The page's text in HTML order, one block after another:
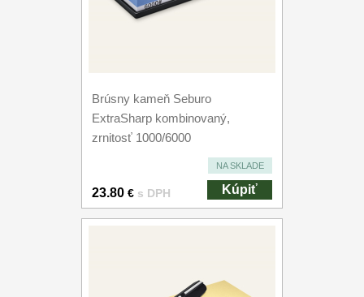
Brúsny kameň Seburo
ExtraSharp kombinovaný,
zrnitosť 1000/6000
NA SKLADE
23.80 € s DPH Kúpiť